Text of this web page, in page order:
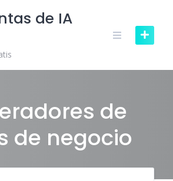
de IA
de
de negocio